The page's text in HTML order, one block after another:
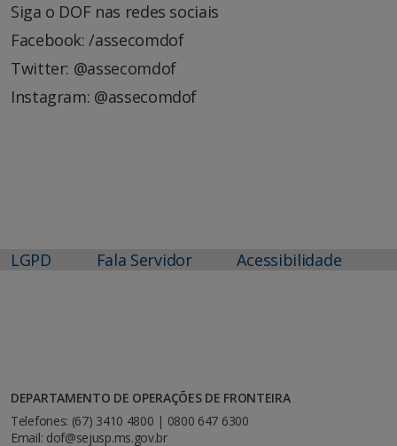
Siga o DOF nas redes sociais
Facebook: /assecomdof
Twitter: @assecomdof
Instagram: @assecomdof
LGPD Fala Servidor Acessibilidade
DEPARTAMENTO DE OPERAÇÕES DE FRONTEIRA
Telefones: (67) 3410 4800 | 0800 647 6300
Email: dof@sejusp.ms.gov.br